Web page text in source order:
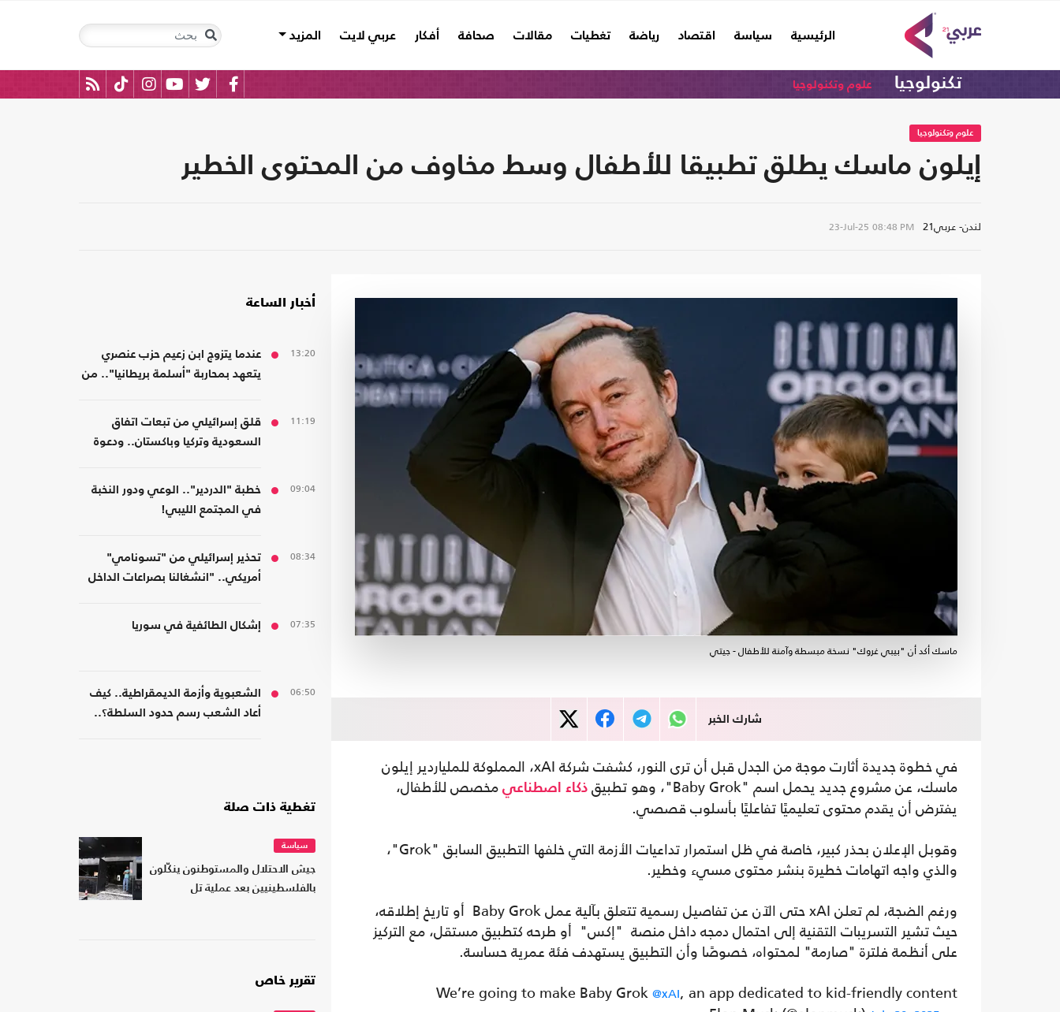
الرئيسية
(current) سياسة اقتصاد رياضة تغطيات مقالات صحافة أفكار عربي لايت المزيد
تكنولوجيا علوم وتكنولوجيا
علوم وتكنولوجيا
إيلون ماسك يطلق تطبيقا للأطفال وسط مخاوف من المحتوى الخطير
لندن- عربي21 23-Jul-25 08:48 PM
ماسك أكد أن "بيبي غروك" نسخة مبسطة وآمنة للأطفال - جيتي
شارك الخبر
في خطوة جديدة أثارت موجة من الجدل قبل أن ترى النور، كشفت شركة xAI، المملوكة للملياردير إيلون
ماسك، عن مشروع جديد يحمل اسم "Baby Grok"، وهو تطبيق
ذكاء اصطناعي مخصص للأطفال،
يفترض أن يقدم محتوى تعليميًا تفاعليًا بأسلوب قصصي.
وقوبل الإعلان بحذر كبير، خاصة في ظل استمرار تداعيات الأزمة التي خلفها التطبيق السابق "Grok"،
والذي واجه اتهامات خطيرة بنشر محتوى مسيء وخطير.
ورغم الضجة، لم تعلن xAI حتى الآن عن تفاصيل رسمية تتعلق بآلية عمل Baby Grok أو تاريخ إطلاقه،
حيث تشير التسريبات التقنية إلى احتمال دمجه داخل منصة "إكس" أو طرحه كتطبيق مستقل، مع التركيز
على أنظمة فلترة "صارمة" لمحتواه، خصوصًا وأن التطبيق يستهدف فئة عمرية حساسة.
We’re going to make Baby Grok @xAI, an app dedicated to kid-friendly content
أخبار الساعة
13:20
عندما يتزوج ابن زعيم حزب عنصري
يتعهد بمحاربة "أسلمة بريطانيا".. من
11:19
قلق إسرائيلي من تبعات اتفاق
السعودية وتركيا وباكستان.. ودعوة
09:04
خطبة "الدردير".. الوعي ودور النخبة
في المجتمع الليبي!
08:34
تحذير إسرائيلي من "تسونامي"
أمريكي.. "انشغالنا بصراعات الداخل
07:35 إشكال الطائفية في سوريا
06:50
الشعبوية وأزمة الديمقراطية.. كيف
أعاد الشعب رسم حدود السلطة؟..
تغطية ذات صلة
سياسة
جيش الاحتلال والمستوطنون ينكّلون
بالفلسطينيين بعد عملية تل
تقرير خاص